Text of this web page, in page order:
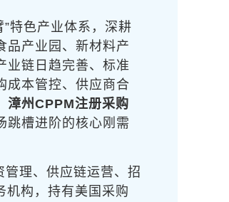
特色产业体系，深耕
品产业园、新材料产
业链日趋完善、标准
成本管控、供应商合
漳州CPPM注册采购
跳槽进阶的核心刚需
理、供应链运营、招
机构，持有美国采购